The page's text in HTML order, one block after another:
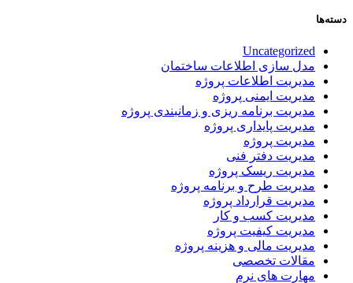
دسته‌ها
Uncategorized
مدل سازی اطلاعات ساختمان
مدیریت اطلاعات پروژه
مدیریت ایمنی پروژه
مدیریت برنامه ریزی و زمانبندی پروژه
مدیریت پایداری پروژه
مدیریت پروژه
مدیریت دفتر فنی
مدیریت ریسک پروژه
مدیریت طرح و برنامه پروژه
مدیریت قرارداد پروژه
مدیریت کسب و کار
مدیریت کیفیت پروژه
مدیریت مالی و هزینه پروژه
مقالات تخصصی
مهارت های نرم